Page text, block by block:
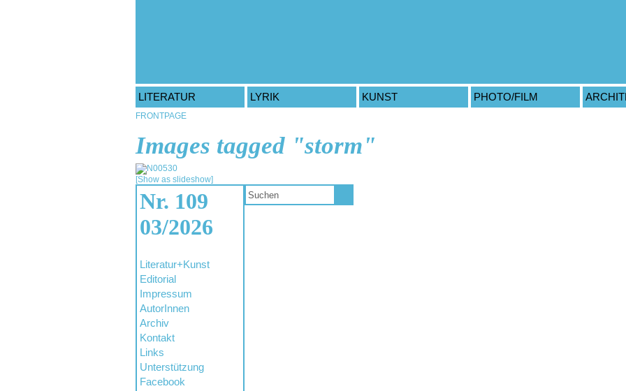
LITERATUR LYRIK KUNST PHOTO/FILM
FRONTPAGE
Images tagged "storm"
[Show as slideshow]
Nr. 109
03/2026
Literatur+Kunst
Editorial
Impressum
AutorInnen
Archiv
Kontakt
Links
Unterstützung
Facebook